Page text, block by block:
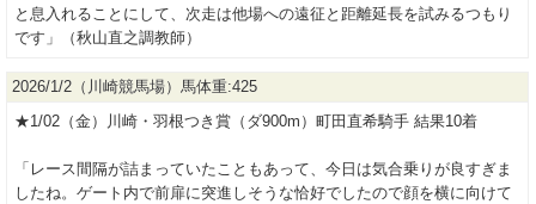
と息入れることにして、次走は他場への遠征と距離延長を試みるつもり
です」（秋山直之調教師）
2026/1/2（川崎競馬場）馬体重:425
★1/02（金）川崎・羽根つき賞（ダ900m）町田直希騎手 結果10着
「レース間隔が詰まっていたこともあって、今日は気合乗りが良すぎま
したね。ゲート内で前扉に突進しそうな恰好でしたので顔を横に向けて